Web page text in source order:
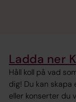
Ladda ner
Håll koll på vad
dig! Du kan
eller konserter du